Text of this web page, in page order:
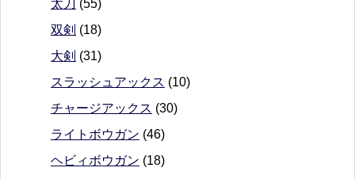
太刀
(55)
双剣 (18)
大剣 (31)
スラッシュアックス (10)
チャージアックス (30)
ライトボウガン (46)
ヘビィボウガン (18)